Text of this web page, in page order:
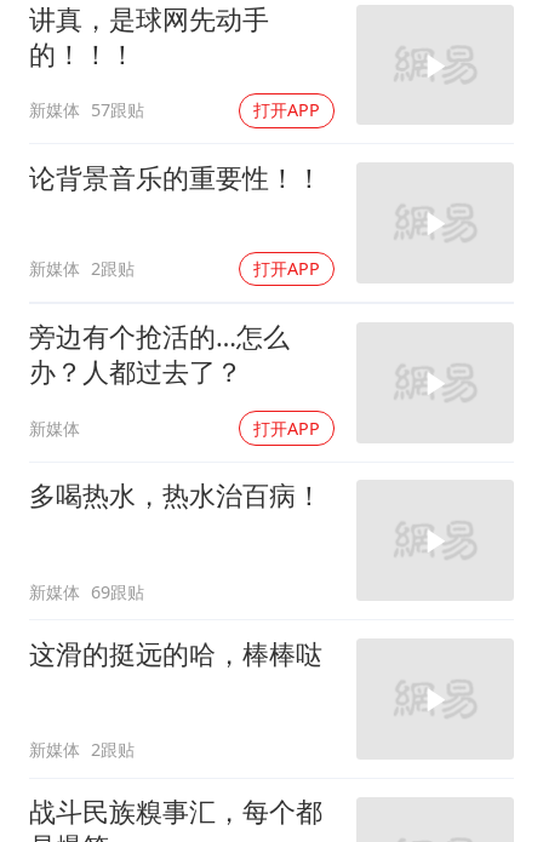
讲真，是球网先动手
的！！！
新媒体 57跟贴 打开APP
论背景音乐的重要性！！
新媒体 2跟贴 打开APP
旁边有个抢活的…怎么
办？人都过去了？
新媒体 打开APP
多喝热水，热水治百病！
新媒体 69跟贴
这滑的挺远的哈，棒棒哒
新媒体 2跟贴
战斗民族糗事汇，每个都